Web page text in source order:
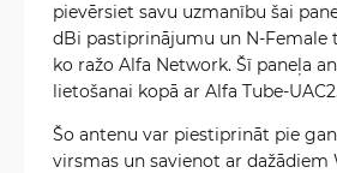
pievērsiet savu uzmanību šai
dBi pastiprinājumu un N-Female
ko ražo Alfa Network. Šī paneļa
lietošanai kopā ar Alfa Tube-
Šo antenu var piestiprināt pie
virsmas un savienot ar dažādiem